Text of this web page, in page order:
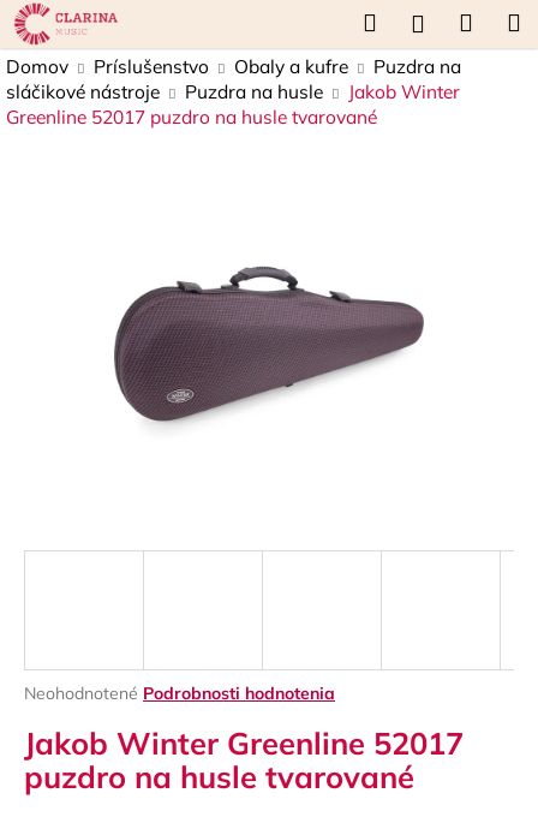
Prejsť
na
obsah
Hľadať
Domov Príslušenstvo Obaly a kufre
Puzdra na
sláčikové nástroje
Puzdra na husle
Jakob Winter
Greenline 52017 puzdro na husle tvarované
Priemerné
produktu
je
0,0
Neohodnotené Podrobnosti hodnotenia
Jakob Winter Greenline 52017
puzdro na husle tvarované
K
o
š
Späť
Späť
Č
ť
?